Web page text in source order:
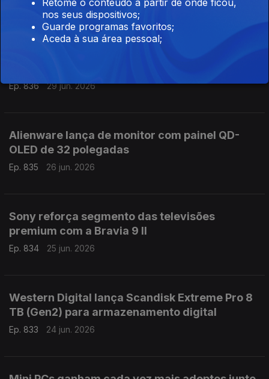
Ep. 837 30 jun. 2026
Ep. 836 29 jun. 2026
Alienware lança de monitor com painel QD-
OLED de 32 polegadas
Ep. 835 26 jun. 2026
Sony reforça segmento das televisões
premium com a Bravia 9 II
Ep. 834 25 jun. 2026
Western Digital lança Scandisk Extreme Pro 8
TB (Gen2) para armazenamento digital
Ep. 833 24 jun. 2026
nos seus dispositivos;
Guarde programas favoritos;
Aceda à sua área pessoal;